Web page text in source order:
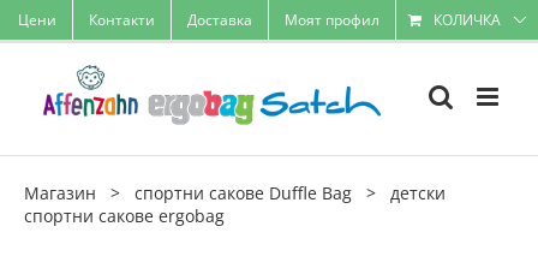
Skip
to
Цени Контакти Доставка Моят профил КОЛИЧКА
Магазин > спортни сакове Duffle Bag > детски
спортни сакове ergobag